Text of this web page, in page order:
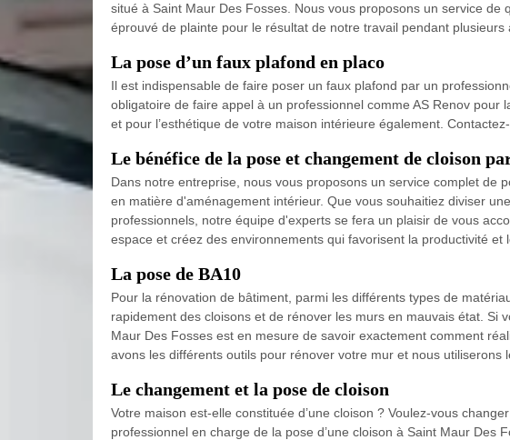
situé à Saint Maur Des Fosses. Nous vous proposons un service
éprouvé de plainte pour le résultat de notre travail pendant
La pose d’un faux plafond en placo
Il est indispensable de faire poser un faux plafond par un
obligatoire de faire appel à un professionnel comme AS Renov
et pour l’esthétique de votre maison intérieure également.
Le bénéfice de la pose et changement de cloison
Dans notre entreprise, nous vous proposons un service complet de
en matière d'aménagement intérieur. Que vous souhaitiez diviser
professionnels, notre équipe d'experts se fera un plaisir de vous
espace et créez des environnements qui favorisent la productivité et
La pose de BA10
Pour la rénovation de bâtiment, parmi les différents types de
rapidement des cloisons et de rénover les murs en mauvais état. Si
Maur Des Fosses est en mesure de savoir exactement comment
avons les différents outils pour rénover votre mur et nous utiliserons
Le changement et la pose de cloison
Votre maison est-elle constituée d’une cloison ? Voulez-vous
professionnel en charge de la pose d’une cloison à Saint Maur